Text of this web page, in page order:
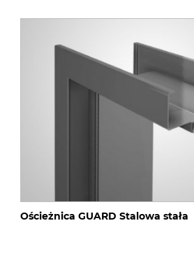
Ościeżnica GUARD Stalowa stała